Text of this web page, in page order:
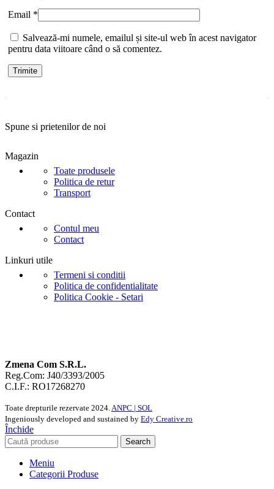
Email *
Salvează-mi numele, emailul și site-ul web în acest navigator
pentru data viitoare când o să comentez.
Spune si prietenilor de noi
Magazin
Toate produsele
Politica de retur
Transport
Contact
Contul meu
Contact
Linkuri utile
Termeni si conditii
Politica de confidentialitate
Politica Cookie - Setari
Zmena Com S.R.L.
Reg.Com: J40/3393/2005
C.I.F.: RO17268270
Toate drepturile rezervate 2024.ANPC | SOL
Ingeniously developed and sustained by Edy Creative.ro
Închide
Search
Meniu
Categorii Produse